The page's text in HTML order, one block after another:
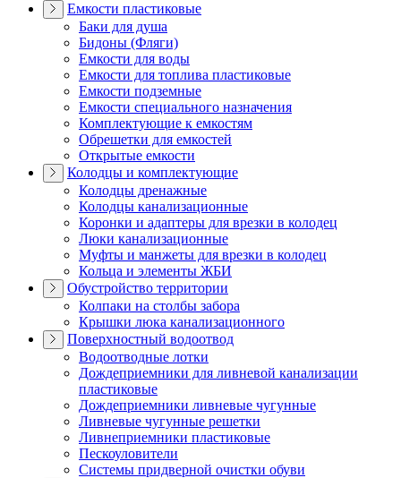
Емкости пластиковые
Баки для душа
Бидоны (Фляги)
Емкости для воды
Емкости для топлива пластиковые
Емкости подземные
Емкости специального назначения
Комплектующие к емкостям
Обрешетки для емкостей
Открытые емкости
Колодцы и комплектующие
Колодцы дренажные
Колодцы канализационные
Коронки и адаптеры для врезки в колодец
Люки канализационные
Муфты и манжеты для врезки в колодец
Кольца и элементы ЖБИ
Обустройство территории
Колпаки на столбы забора
Крышки люка канализационного
Поверхностный водоотвод
Водоотводные лотки
Дождеприемники для ливневой канализации
пластиковые
Дождеприемники ливневые чугунные
Ливневые чугунные решетки
Ливнеприемники пластиковые
Пескоуловители
Системы придверной очистки обуви